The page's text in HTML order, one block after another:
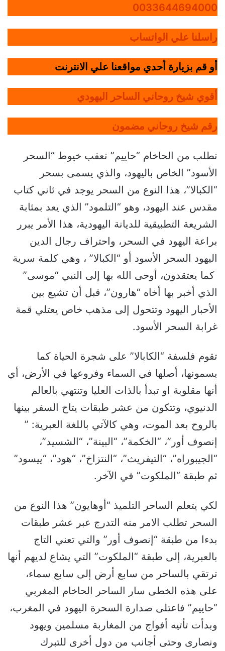
0033644694000
راسلنا علي الواتساب
أو قم بزيارة أحدي مواقعنا علي الانترنت
أقوي شيخ روحاني الساحر اليهودي
رقم شيخ روحاني مضمون
تطلب من الحاخام “حاييم” تعقب خيوط “السحر
الأسود” الخاص باليهود، والذي يسمى بسحر
“الكبالا”، هذا النوع من السحر يوجد في ثاني كتاب
مقدس عند اليهود، وهو “التلمود” الذي يعد بمثابة
الشريعة التطبيقية للديانة اليهودية، هذا الأمر يبرر
براعة اليهود في السحر، واحتراف رجال الدين
اليهود السحر الأسود أو “الكبالا” ، وهي كلمة سرية
كما يعتقدون، أوحى الله بها إلى النبي “موسى”
الذي أخبر بها أخاه “هارون”، قبل أن تشيع بين
الأحبار اليهود وتتحول إلى مذهب خاص يعتلي قمة
غرابة السحر الأسود.
تقوم فلسفة “الكابالا” على شجرة الحياة كما
يسمونها، أصلها في السماء وفروعها في الأرض، أي
أنها مقلوبة او تبدأ بالذات العليا وتنتهي بالعالم
الدنيوي، وتتكون من عشر طبقات يتاح السفر بينها
بالروح بعد الموت، وهي كالآتي باللغة العبرية: ”
إنصوف أور”، “الخكمة”، “البينة”، “الشسيد”،
“الجيبوراه”، “التيفريث”، “النتزاخ”، “هود”، “ييسود”
ثم طبقة “الملكوت” في الآخر.
لكي يتعلم الساحر التلميذ “أوهايون” هذا النوع من
السحر تطلب الامر منه التدرج عبر عشر طبقات
بدءا من طبقة “إنصوف أور” والتي تعني التاج
بالعبرية، إلى طبقة “الملكوت” التي يشاع لديهم أنها
ترتقي بالساحر من سابع أرض إلى سابع سماء،
على هذه الخطى سار الساحر الحاخام المغربي
“حاييم” فاعتلى صدارة السحرة اليهود في المغرب،
وبدأت تأتيه أفواج من المغاربة مسلمين ويهود
ونصارى وحتى أجانب من دول أخرى للتبرك